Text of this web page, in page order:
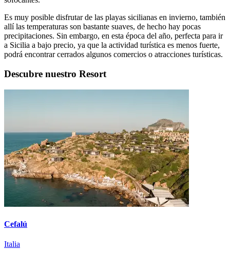
Es muy posible disfrutar de las playas sicilianas en invierno, también
allí las temperaturas son bastante suaves, de hecho hay pocas
precipitaciones. Sin embargo, en esta época del año, perfecta para ir
a Sicilia a bajo precio, ya que la actividad turística es menos fuerte,
podrá encontrar cerrados algunos comercios o atracciones turísticas.
Descubre nuestro Resort
Cefalú
Italia